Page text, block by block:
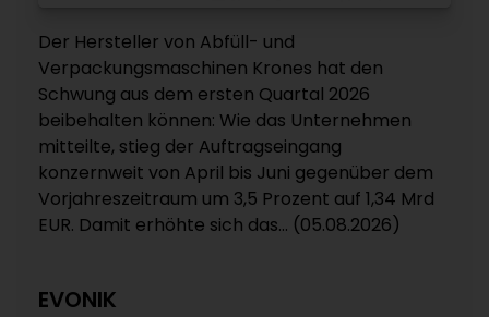
Der Hersteller von Abfüll- und
Verpackungsmaschinen Krones hat den
Schwung aus dem ersten Quartal 2026
beibehalten können: Wie das Unternehmen
mitteilte, stieg der Auftragseingang
konzernweit von April bis Juni gegenüber dem
Vorjahreszeitraum um 3,5 Prozent auf 1,34 Mrd
EUR. Damit erhöhte sich das... (05.08.2026)
EVONIK